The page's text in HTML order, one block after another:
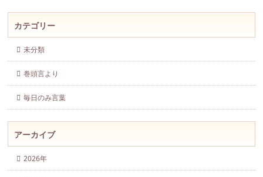
カテゴリー
未分類
巻頭言より
毎日のみ言葉
アーカイブ
2026年